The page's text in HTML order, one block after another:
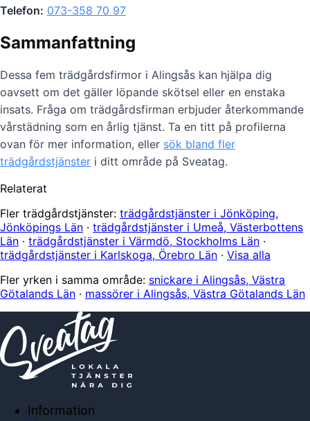
Telefon: 073-358 70 97
Sammanfattning
Dessa fem trädgårdsfirmor i Alingsås kan hjälpa dig
oavsett om det gäller löpande skötsel eller en enstaka
insats. Fråga om trädgårdsfirman erbjuder återkommande
vårstädning som en årlig tjänst. Ta en titt på profilerna
ovan för mer information, eller sök bland fler
trädgårdstjänster i ditt område på Sveatag.
Relaterat
Fler trädgårdstjänster: trädgårdstjänster i Jönköping,
Jönköpings Län · trädgårdstjänster i Umeå, Västerbottens
Län · trädgårdstjänster i Värmdö, Stockholms Län ·
trädgårdstjänster i Karlskoga, Örebro Län · Visa alla
Fler yrken i samma område: snickare i Alingsås, Västra
Götalands Län · massörer i Alingsås, Västra Götalands Län
Information